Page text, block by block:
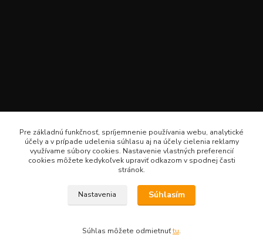
lenkameliskovapd@gmail.com · Hotline: Lenka Melišková 0949 224 331
Pre základnú funkčnosť, spríjemnenie používania webu, analytické
účely a v prípade udelenia súhlasu aj na účely cielenia reklamy
využívame súbory cookies. Nastavenie vlastných preferencií
cookies môžete kedykoľvek upraviť odkazom v spodnej časti
stránok.
Nastavenia Súhlasím
Súhlas môžete odmietnuťtu.